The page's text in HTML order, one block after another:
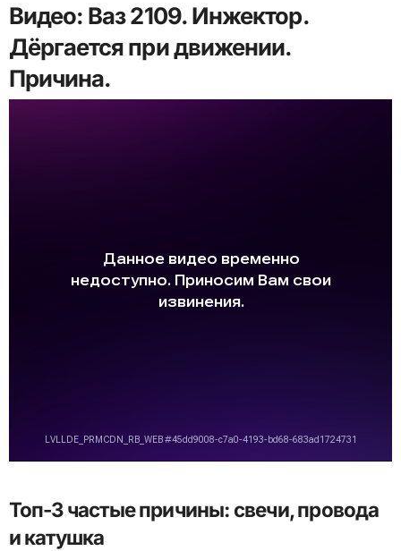
Видео: Ваз 2109. Инжектор.
Дёргается при движении.
Причина.
Топ-3 частые причины: свечи, провода
и катушка